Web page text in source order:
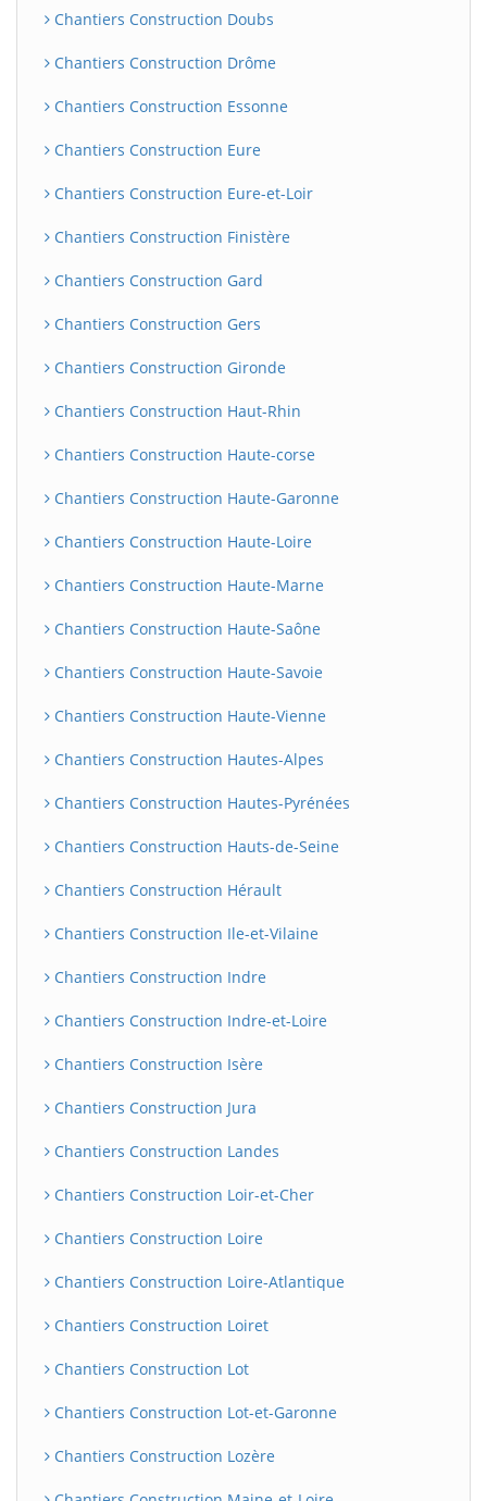
Chantiers Construction Doubs
Chantiers Construction Drôme
Chantiers Construction Essonne
Chantiers Construction Eure
Chantiers Construction Eure-et-Loir
Chantiers Construction Finistère
Chantiers Construction Gard
Chantiers Construction Gers
Chantiers Construction Gironde
Chantiers Construction Haut-Rhin
Chantiers Construction Haute-corse
Chantiers Construction Haute-Garonne
Chantiers Construction Haute-Loire
Chantiers Construction Haute-Marne
Chantiers Construction Haute-Saône
Chantiers Construction Haute-Savoie
Chantiers Construction Haute-Vienne
Chantiers Construction Hautes-Alpes
Chantiers Construction Hautes-Pyrénées
Chantiers Construction Hauts-de-Seine
Chantiers Construction Hérault
Chantiers Construction Ile-et-Vilaine
Chantiers Construction Indre
Chantiers Construction Indre-et-Loire
Chantiers Construction Isère
Chantiers Construction Jura
Chantiers Construction Landes
Chantiers Construction Loir-et-Cher
Chantiers Construction Loire
Chantiers Construction Loire-Atlantique
Chantiers Construction Loiret
Chantiers Construction Lot
Chantiers Construction Lot-et-Garonne
Chantiers Construction Lozère